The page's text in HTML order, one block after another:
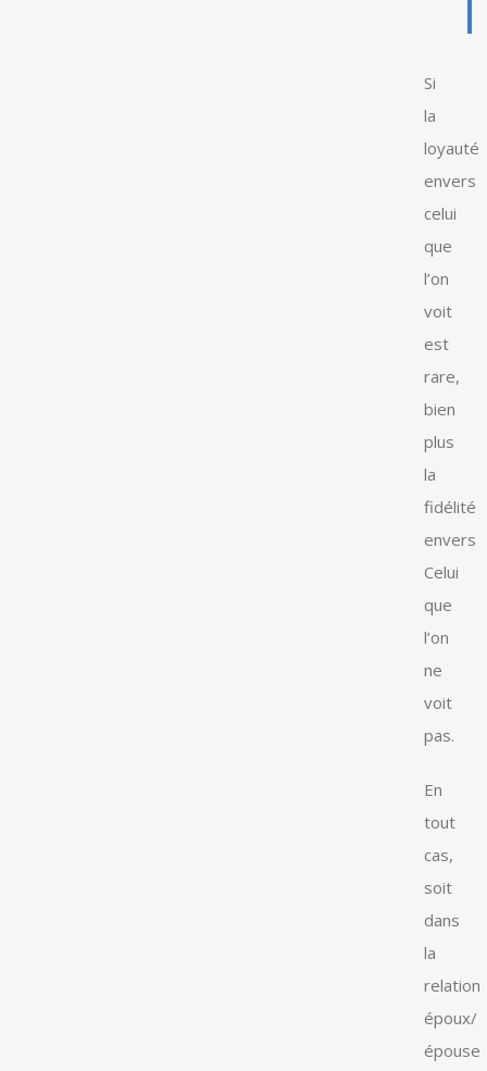
Si
la
loyauté
envers
celui
que
l’on
voit
est
rare,
bien
plus
la
fidélité
envers
Celui
que
l’on
ne
voit
pas.
En
tout
cas,
soit
dans
la
relation
époux/
épouse